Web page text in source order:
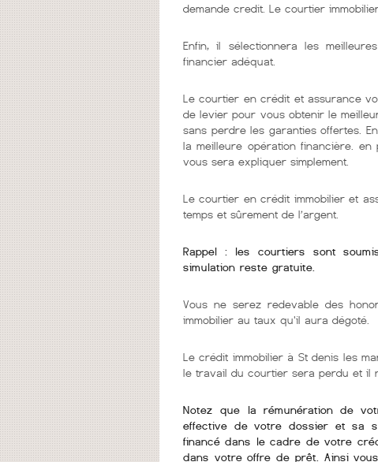
demande credit. Le courtier
Enfin, il sélectionnera les
financier adéquat.
Le courtier en crédit et assurance
de levier pour vous obtenir le
sans perdre les garanties offertes.
la meilleure opération financière.
vous sera expliquer simplement.
Le courtier en crédit immobilier et
temps et sûrement de l’argent.
Rappel : les courtiers sont
simulation reste gratuite.
Vous ne serez redevable des
immobilier au taux qu'il aura dégoté.
Le crédit immobilier à St denis les
le travail du courtier sera perdu et il
Notez que la rémunération de
effective de votre dossier et sa
financé dans le cadre de votre
dans votre offre de prêt. Ainsi